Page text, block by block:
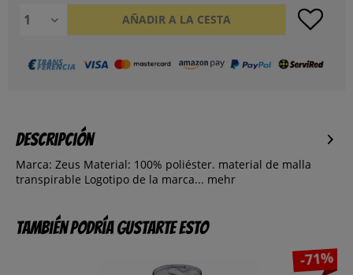
AÑADIR A LA CESTA
Descripción
Marca: Zeus Material: 100% poliéster. material de malla
transpirable Logotipo de la marca... mehr
También podría gustarte esto
-71%